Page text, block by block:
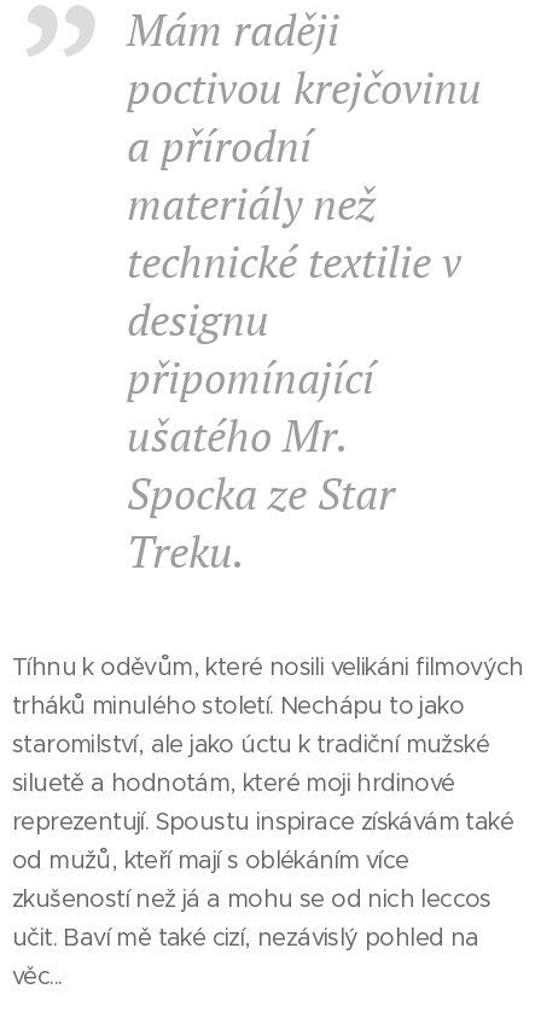
Mám raději
poctivou krejčovinu
a přírodní
materiály než
technické textilie v
designu
připomínající
ušatého Mr.
Spocka ze Star
Treku.
Tíhnu k oděvům, které nosili velikáni filmových
trháků minulého století. Nechápu to jako
staromilství, ale jako úctu k tradiční mužské
siluetě a hodnotám, které moji hrdinové
reprezentují. Spoustu inspirace získávám také
od mužů, kteří mají s oblékáním více
zkušeností než já a mohu se od nich leccos
učit. Baví mě také cizí, nezávislý pohled na
věc...